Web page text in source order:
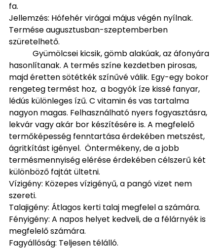
fa.
Jellemzés: Hófehér virágai május végén nyílnak.
Termése augusztusban-szeptemberben
szüretelhető.
Gyümölcsei kicsik, gömb alakúak, az áfonyára
hasonlítanak. A termés színe kezdetben pirosas,
majd éretten sötétkék színűvé válik. Egy-egy bokor
rengeteg termést hoz, a bogyók íze kissé fanyar,
lédús különleges ízű. C vitamin és vas tartalma
nagyon magas. Felhasználható nyers fogyasztásra,
lekvár vagy akár bor készítésére is. A megfelelő
termőképesség fenntartása érdekében metszést,
ágritkítást igényel. Öntermékeny, de a jobb
termésmennyiség elérése érdekében célszerű két
különböző fajtát ültetni.
Vízigény: Közepes vízigényű, a pangó vizet nem
szereti.
Talajigény: Átlagos kerti talaj megfelel a számára.
Fényigény: A napos helyet kedveli, de a félárnyék is
megfelelő számára.
Fagyállóság: Teljesen télálló.